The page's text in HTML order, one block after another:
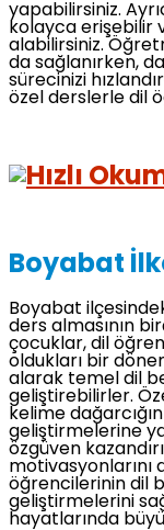
yapabilirsiniz.
kolayca erişebilir
alabilirsiniz.
da sağlanırken,
sürecinizi
özel derslerle dil
Boyabat
Boyabat
ders almasının
çocuklar, dil
oldukları bir
alarak temel dil
geliştirebilirler.
kelime
geliştirmelerine
özgüven
motivasyonlarını
öğrencilerinin dil
geliştirmelerini
hayatlarında